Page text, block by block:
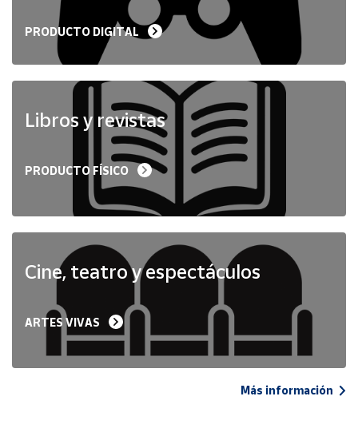
Península
Baleares
Melilla
PRODUCTO DIGITAL
Libros y revistas
PRODUCTO FÍSICO
Cine, teatro y espectáculos
ARTES VIVAS
Más información